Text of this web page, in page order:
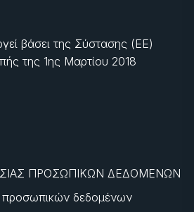
βάσει της Σύστασης (ΕΕ)
της 1ης Μαρτίου 2018
ΠΡΟΣΩΠΙΚΩΝ ΔΕΔΟΜΕΝΩΝ
δεδομένων